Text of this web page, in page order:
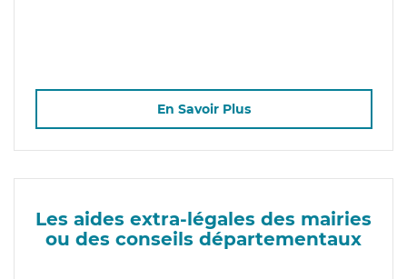
En Savoir Plus
Les aides extra-légales des mairies
ou des conseils départementaux